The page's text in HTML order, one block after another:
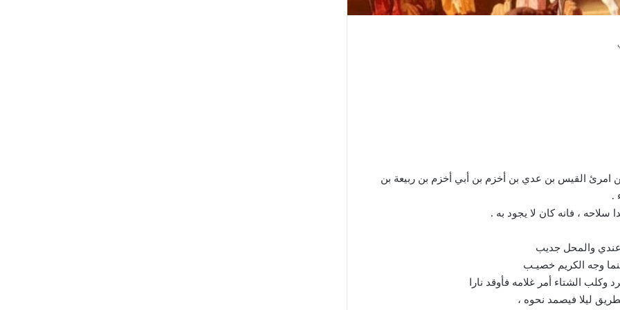
امرئ القيس بن عدي بن أخزم بن أبي أخزم بن ربيعة بن
.
، فانه كان لا يجود به .
والمحل جديب
وجه الكريم خصيـب
وكلب الشتاء أمر غلامه فأوقد نارا
ليلا فيصمد نحوه ،